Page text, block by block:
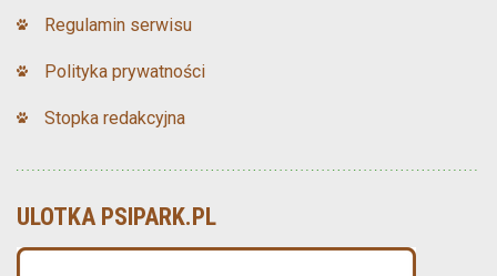
Regulamin serwisu
Polityka prywatności
Stopka redakcyjna
ULOTKA PSIPARK.PL